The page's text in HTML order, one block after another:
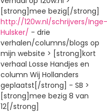
[strong]mee bezig[/strong]
http://120w.nl/schrijvers/Inge-
Hulsker/ - drie
verhalen/columns/blogs op
mijn website > [strong]kort
verhaal Losse Handjes en
column Wij Hollanders
geplaatst[/strong] - SB >
[strong]mee bezig 8 van
12[/strong]